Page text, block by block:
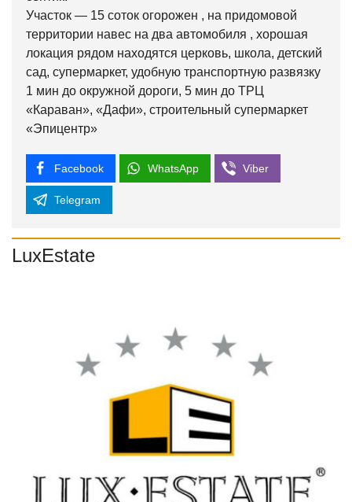
Участок — 15 соток огорожен , на придомовой
территории навес на два автомобиля , хорошая
локация рядом находятся церковь, школа, детский
сад, супермаркет, удобную транспортную развязку
1 мин до окружной дороги, 5 мин до ТРЦ
«Караван», «Дафи», строительный супермаркет
«Эпицентр»
Facebook WhatsApp Viber
Telegram
LuxEstate